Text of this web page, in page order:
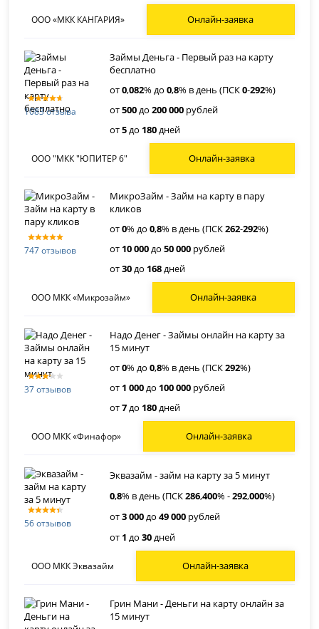
ООО «МКК КАНГАРИЯ» Онлайн-заявка
1083 отзыва
Займы Деньга - Первый раз на карту
бесплатно
от0,082% до0,8% в день (ПСК0-292%)
от500до200 000 рублей
от5до 180дней
ООО "МКК "ЮПИТЕР 6" Онлайн-заявка
747 отзывов
МикроЗайм - Займ на карту в пару
кликов
от0% до0,8% в день (ПСК262-292%)
от 10 000до50 000 рублей
от30до 168дней
ООО МКК «Микрозайм» Онлайн-заявка
37 отзывов
Надо Денег - Займы онлайн на карту за
15 минут
от0% до0,8% в день (ПСК292%)
от 1 000до 100 000 рублей
от7до 180дней
ООО МКК «Финафор» Онлайн-заявка
56 отзывов
Эквазайм - займ на карту за 5 минут
0,8% в день (ПСК286,400% -292,000%)
от3 000до49 000 рублей
от 1 до30дней
ООО МКК Эквазайм Онлайн-заявка
Грин Мани - Деньги на карту онлайн за
15 минут